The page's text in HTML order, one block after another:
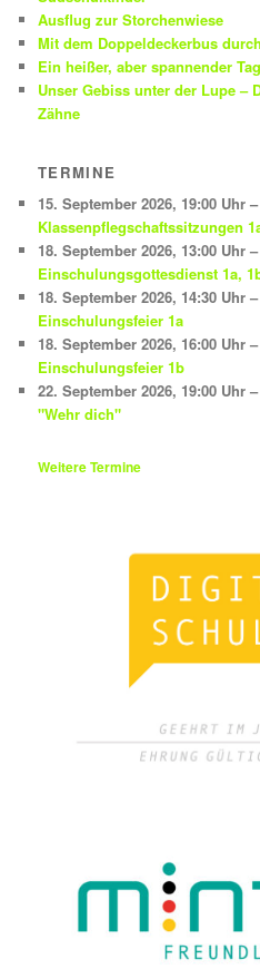
Ausflug zur Storchenwiese
Mit dem Doppeldeckerbus
Ein heißer, aber spannender
Unser Gebiss unter der Lupe –
Zähne
TERMINE
15. September 2026, 19:00 Uhr –
Klassenpflegschaftssitzungen
18. September 2026, 13:00 Uhr –
Einschulungsgottesdienst 1a,
18. September 2026, 14:30 Uhr –
Einschulungsfeier 1a
18. September 2026, 16:00 Uhr –
Einschulungsfeier 1b
22. September 2026, 19:00 Uhr –
"Wehr dich"
Weitere Termine